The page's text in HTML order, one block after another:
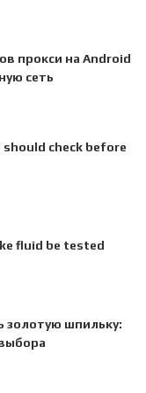
прокси на Android
сеть
check before
fluid be tested
золотую шпильку: